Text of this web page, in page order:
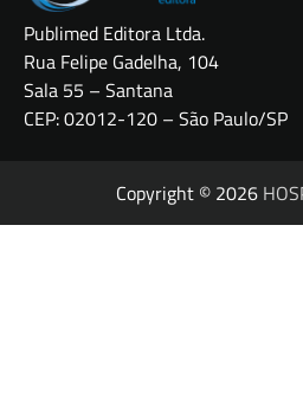
Publimed Editora Ltda.
Rua Felipe Gadelha, 104
Sala 55 – Santana
CEP: 02012-120 – São Paulo/SP
Copyright © 2026